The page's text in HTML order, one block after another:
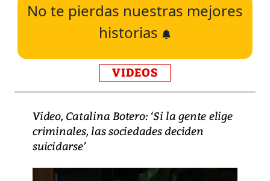
No te pierdas nuestras mejores
historias
VIDEOS
Video, Catalina Botero: ‘Si la gente elige
criminales, las sociedades deciden
suicidarse’